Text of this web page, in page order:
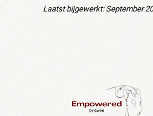
Laatst bijgewerkt: September